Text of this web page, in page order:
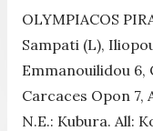
OLYMPIACOS
Sampati (L),
Emmanouilidou 6,
Carcaces Opon 7,
N.E.: Kubura. All: